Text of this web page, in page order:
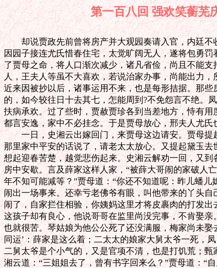
第一百八回 强欢笑
却说贾政先前曾将房产并大观园奏请入官，内廷不
因园子接连尤氏惜春住宅，太觉旷阔无人，遂将包勇
了贾母之命，将人口渐次减少，诸凡省俭，尚且不能
人，王夫人等虽不大喜欢，若说治家办事，尚能出力
近来因被抄以后，诸事运用不来，也是每形拮据。那
的，如今较往日十去其七，怎能周到?不免怨言不绝。
扶病承欢。过了些时，贾赦贾珍各到当差地方，恃有
都言安逸，家中不必挂念。于是贾母放心，邢夫人尤氏
一日，史湘云出嫁回门，来贾母这边请安。贾母提
那里家中平安的话说了，请老太太放心。又提起黛玉
想起迎春苦楚，越觉悲伤起来。史湘云解劝一回，又
房中安歇。言及薛家这样人家，“被薛大哥闹的家破人
年不知可能减等？”贾母道：“你还不知道呢：昨儿蟠儿
闹出一场事来。还幸亏老佛爷有眼，叫他带来的丫头
闹了，自家拦住相验，你姨妈这里才将皮裹肉的打发
这孩子却有良心，他说哥哥在监里尚没完事，不肯娶
也就很苦。琴姑娘为他公公死了还没满服，梅家尚未娶
同运’：薛家是这么着；二太太的娘家大舅太爷一死，
二舅太爷是个小气的，又是官项不清，也是打饥荒；甄
湘云道：“三姐姐去了，曾有书字回来么？”贾母道：“